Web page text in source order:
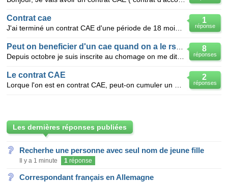
1
réponse
Contrat cae
8
réponses
2
réponses
Le contrat CAE
Les dernières réponses publiées
Recherhe une personne avec seul nom de jeune fille
Il y a 1 minute 1 réponse
Correspondant français en Allemagne